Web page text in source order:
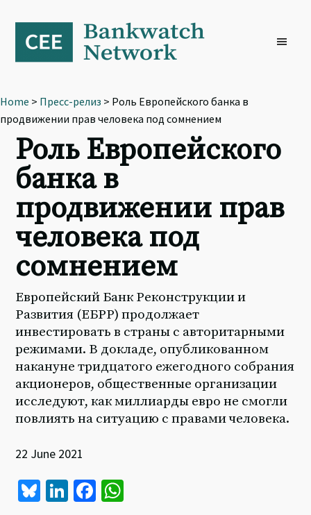
primary
navigation
content
footer
Home > Пресс-релиз > Роль Европейского банка в
продвижении прав человека под сомнением
Роль Европейского
банка в
продвижении прав
человека под
сомнением
Европейский Банк Реконструкции и
Развития (ЕБРР) продолжает
инвестировать в страны с авторитарными
режимами. В докладе, опубликованном
накануне тридцатого ежегодного собрания
акционеров, общественные организации
исследуют, как миллиарды евро не смогли
повлиять на ситуацию с правами человека.
22 June 2021
Bl Li Fa